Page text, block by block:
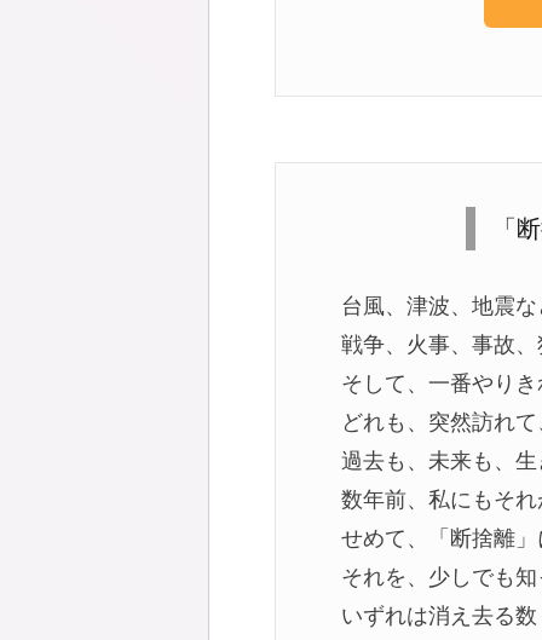
「
台風、津波、地震
戦争、火事、事故
そして、一番やり
どれも、突然訪れ
過去も、未来も、
数年前、私にもそ
せめて、「断捨離
それを、少しでも
いずれは消え去る